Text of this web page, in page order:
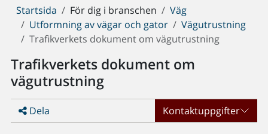
Du
är
här:
Startsida För dig i branschen
Väg
Utformning av vägar och gator
Vägutrustning
Trafikverkets dokument om vägutrustning
Trafikverkets dokument om
vägutrustning
Dela Kontaktuppgifter